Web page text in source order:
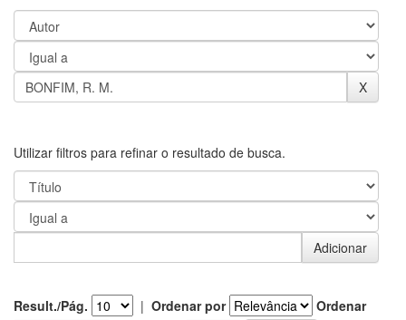
Utilizar filtros para refinar o resultado de busca.
Result./Pág. | Ordenar por
Ordenar